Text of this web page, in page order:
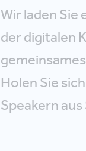
Wir laden Sie
der digitalen
Holen Sie
Speakern